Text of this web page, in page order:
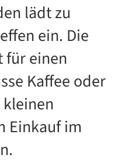
lädt zu
ein. Die
für einen
Kaffee oder
Einkauf im